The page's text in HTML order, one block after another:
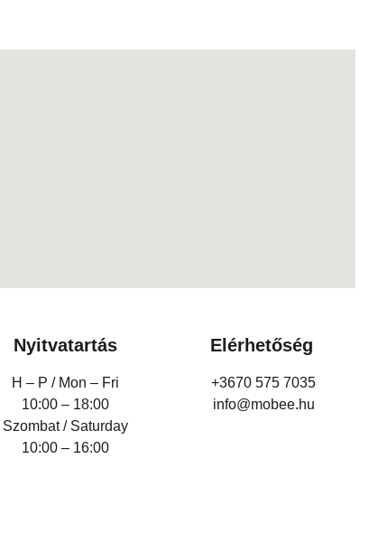
Nyitvatartás
H – P / Mon – Fri
10:00 – 18:00
Szombat / Saturday
10:00 – 16:00
Elérhetőség
+3670 575 7035
info@mobee.hu